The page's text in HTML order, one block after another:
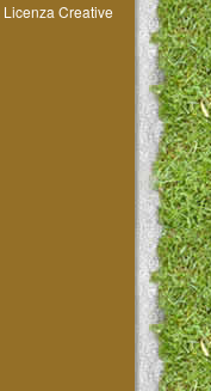
Licenza Creative